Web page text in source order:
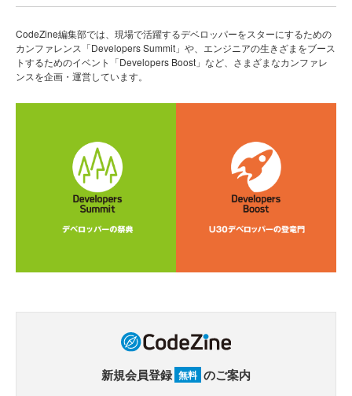
CodeZine編集部では、現場で活躍するデベロッパーをスターにするための
カンファレンス「Developers Summit」や、エンジニアの生きざまをブース
トするためのイベント「Developers Boost」など、さまざまなカンファレ
ンスを企画・運営しています。
新規会員登録 無料 のご案内